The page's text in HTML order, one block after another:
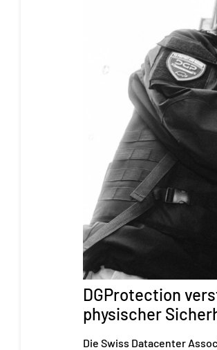
DGProtection
physischer
Die Swiss Datacenter